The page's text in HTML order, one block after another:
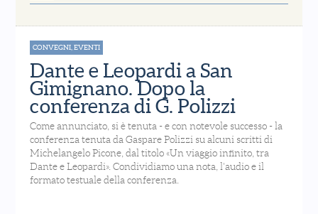
CONVEGNI, EVENTI
Dante e Leopardi a San
Gimignano. Dopo la
conferenza di G. Polizzi
Come annunciato, si è tenuta - e con notevole successo - la
conferenza tenuta da Gaspare Polizzi su alcuni scritti di
Michelangelo Picone, dal titolo «Un viaggio infinito, tra
Dante e Leopardi». Condividiamo una nota, l'audio e il
formato testuale della conferenza.